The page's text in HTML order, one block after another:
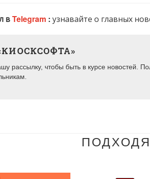
вTelegram : узнавайте о главных
рассылку, чтобы быть в курсе новостей.